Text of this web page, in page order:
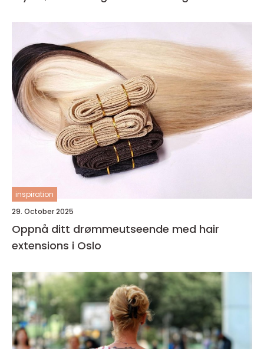
inspiration
29. October 2025
Oppnå ditt drømmeutseende med hair
extensions i Oslo